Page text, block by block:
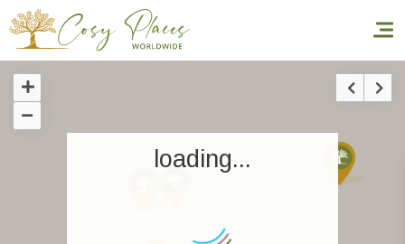
Inicio
Reservar una estancia
loading...